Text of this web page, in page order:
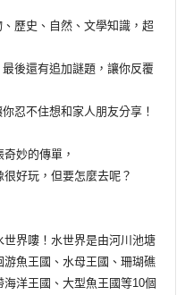
歷史、自然、文學知識，超
後還有追加謎題，讓你反覆
不住想和家人朋友分享！
妙的傳單，
好玩，但要怎麼去呢？
界嘍！水世界是由河川池塘
魚王國、水母王國、珊瑚礁
洋王國、大型魚王國等10個